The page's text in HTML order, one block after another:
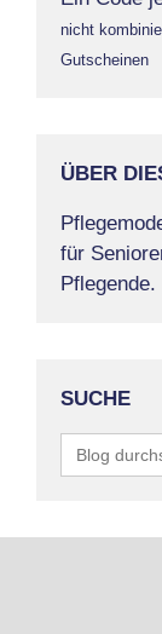
nicht
Gutscheinen
ÜBER
für
Pflegende.
SUCHE
for: